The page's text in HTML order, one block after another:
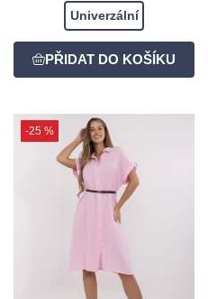
Univerzální
-25 %